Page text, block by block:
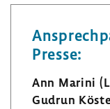
Seite
Presse:
Ann Marini
Gudrun